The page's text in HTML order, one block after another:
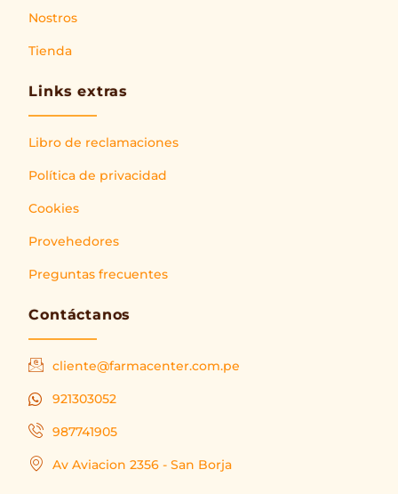
Nostros
Tienda
Links extras
Libro de reclamaciones
Política de privacidad
Cookies
Provehedores
Preguntas frecuentes
Contáctanos
cliente@farmacenter.com.pe
921303052
987741905
Av Aviacion 2356 - San Borja